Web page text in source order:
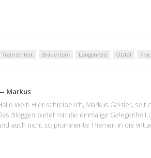
Trachtenfest Brauchtum Längenfeld Ötztal
Markus
Welt! Hier schreibe ich, Markus Geisler,
Bloggen bietet mir die einmalige
auch nicht so prominente Themen in die